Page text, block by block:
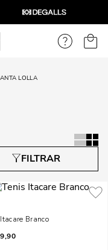
LOLLA
Branco